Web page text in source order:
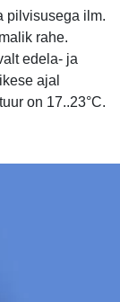
pilvisusega ilm.
rahe.
edela- ja
ajal
on 17..23°C.